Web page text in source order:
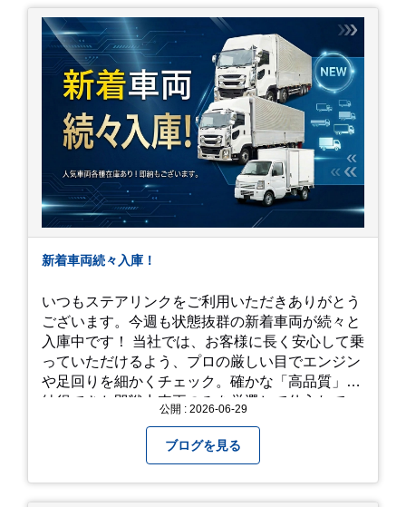
新着車両続々入庫！
いつもステアリンクをご利用いただきありがとう
ございます。今週も状態抜群の新着車両が続々と
入庫中です！ 当社では、お客様に長く安心して乗
っていただけるよう、プロの厳しい目でエンジン
や足回りを細かくチェック。確かな「高品質」と
納得できた即戦力車両のみを厳選して仕入れてい
公開 : 2026-06-29
ブログを見る